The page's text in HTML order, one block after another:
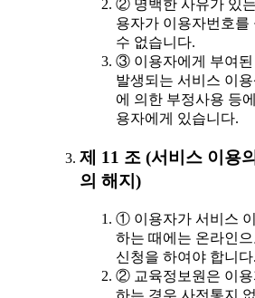
② 명백한 사유가 있
용자가 이용자번호를
수 없습니다.
③ 이용자에게 부여된
발생되는 서비스 이
에 의한 부정사용 등
용자에게 있습니다.
제 11 조 (서비스 이용
의 해지)
① 이용자가 서비스
하는 때에는 온라인
신청을 하여야 합니다.
② 교육정보원은 이용
하는 경우 사전통지